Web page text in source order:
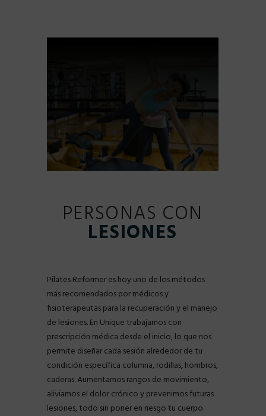
PERSONAS CON
LESIONES
Pilates Reformer es hoy uno de los métodos
más recomendados por médicos y
fisioterapeutas para la recuperación y el manejo
de lesiones. En Unique trabajamos con
prescripción médica desde el inicio, lo que nos
permite diseñar cada sesión alrededor de tu
condición específica columna, rodillas, hombros,
caderas. Aumentamos rangos de movimiento,
aliviamos el dolor crónico y prevenimos futuras
lesiones, todo sin poner en riesgo tu cuerpo.